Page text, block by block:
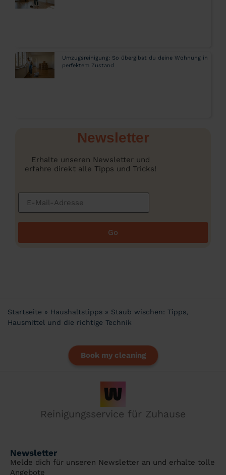
Umzugsreinigung: So übergibst du deine Wohnung in
perfektem Zustand
Newsletter
Erhalte unseren Newsletter und
erfahre direkt alle Tipps und Tricks!
Go
Startseite » Haushaltstipps » Staub wischen: Tipps,
Hausmittel und die richtige Technik
Book my cleaning
Reinigungsservice für Zuhause
Newsletter
Melde dich für unseren Newsletter an und erhalte tolle
Angebote